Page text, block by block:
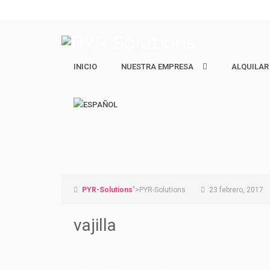
INICIO NUESTRA EMPRESA
NUESTRA EMPRESA ALQUILAR
ALQUILAR
PYR-Solutions">PYR-Solutions 23 febrero, 2017
vajilla